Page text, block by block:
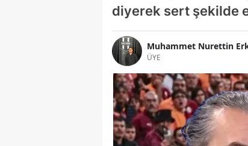
diyerek sert şekilde
Muhammet Nurettin
ÜYE